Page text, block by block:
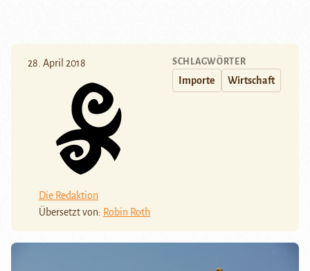
28. April 2018
Die Redaktion
Übersetzt von: Robin Roth
SCHLAGWÖRTER
Importe Wirtschaft